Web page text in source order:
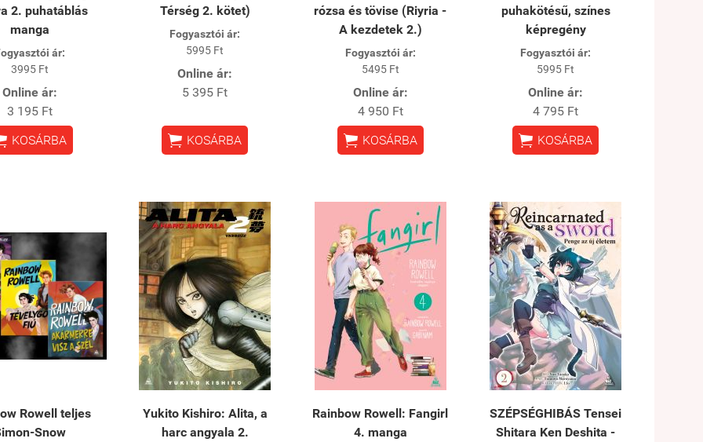
2. puhatáblás
manga
ár:
3995 Ft
Online ár:
3 195 Ft
KOSÁRBA
Térség 2. kötet)
Fogyasztói ár:
5995 Ft
Online ár:
5 395 Ft
 KOSÁRBA
rózsa és tövise (Riyria -
A kezdetek 2.)
Fogyasztói ár:
5495 Ft
Online ár:
4 950 Ft
 KOSÁRBA
puhakötésű, színes
képregény
Fogyasztói ár:
5995 Ft
Online ár:
4 795 Ft
 KOSÁRBA
Rowell teljes
Snow
Yukito Kishiro: Alita, a
harc angyala 2.
Rainbow Rowell: Fangirl
4. manga
SZÉPSÉGHIBÁS Tensei
Shitara Ken Deshita -